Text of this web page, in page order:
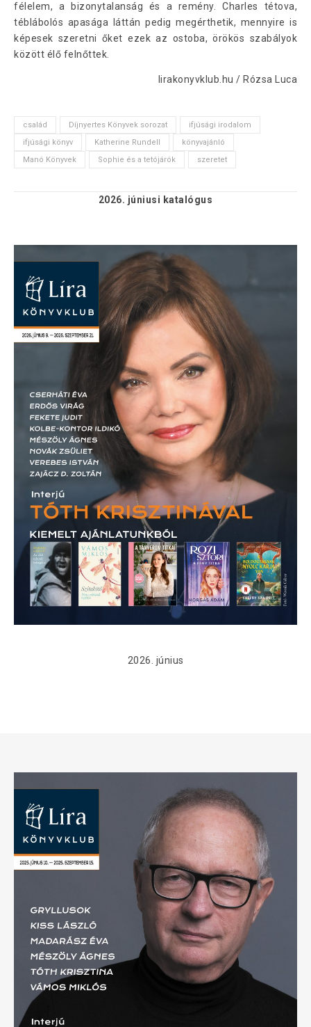
félelem, a bizonytalanság és a remény. Charles tétova,
téblábolós apasága láttán pedig megérthetik, mennyire is
képesek szeretni őket ezek az ostoba, örökös szabályok
között élő felnőttek.
lirakonyvklub.hu / Rózsa Luca
család Díjnyertes Könyvek sorozat
ifjúsági irodalom
ifjúsági könyv
Katherine Rundell
könyvajánló
Manó Könyvek
Sophie és a tetójárók szeretet
2026. júniusi katalógus
2026. június